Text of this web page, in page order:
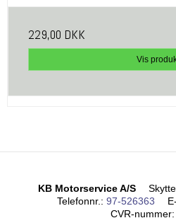
229,00 DKK
Vis
KB Motorservice A/S
Telefonnr. : 97-526363
CVR-nummer: